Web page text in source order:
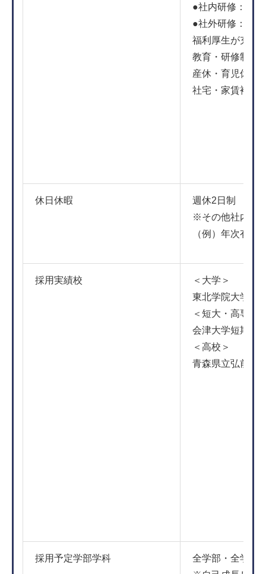
●社内研修：丸
●社外研修：ロ
福利厚生が充実
教育・研修制度
産休・育児休業
社宅・家賃補助
休日休暇
週休2日制 （会
※その他社内休
（例）年次有
採用実績校
＜大学＞
東北学院大学 、
＜短大・高専・
会津大学短期大
＜高校＞
青森県立弘前実
採用予定学部学科
全学部・全学科